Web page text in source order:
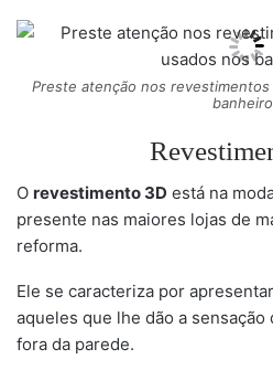
Preste atenção nos
O revestimento 3D está na
presente nas maiores lojas de
reforma.
Ele se caracteriza por
aqueles que lhe dão a
fora da parede.